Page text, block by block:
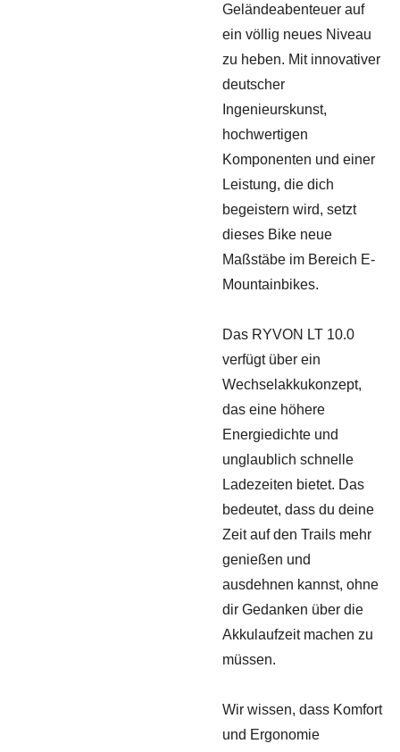
Geländeabenteuer auf
ein völlig neues Niveau
zu heben. Mit innovativer
deutscher
Ingenieurskunst,
hochwertigen
Komponenten und einer
Leistung, die dich
begeistern wird, setzt
dieses Bike neue
Maßstäbe im Bereich E-
Mountainbikes.
Das RYVON LT 10.0
verfügt über ein
Wechselakkukonzept,
das eine höhere
Energiedichte und
unglaublich schnelle
Ladezeiten bietet. Das
bedeutet, dass du deine
Zeit auf den Trails mehr
genießen und
ausdehnen kannst, ohne
dir Gedanken über die
Akkulaufzeit machen zu
müssen.
Wir wissen, dass Komfort
und Ergonomie